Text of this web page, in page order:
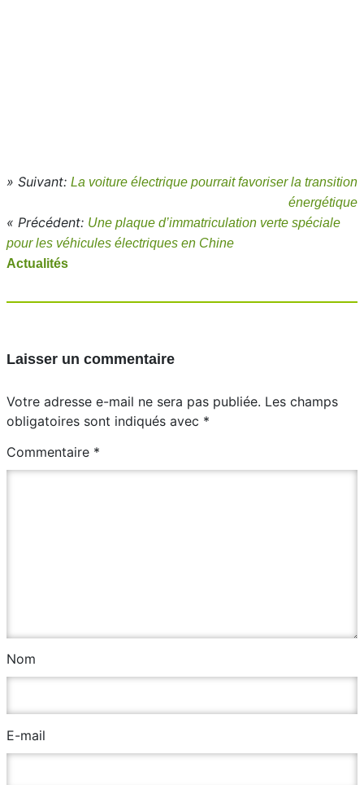
» Suivant: La voiture électrique pourrait favoriser la transition
énergétique
« Précédent: Une plaque d’immatriculation verte spéciale
pour les véhicules électriques en Chine
Actualités
Laisser un commentaire
Votre adresse e-mail ne sera pas publiée. Les champs
obligatoires sont indiqués avec *
Commentaire *
Nom
E-mail